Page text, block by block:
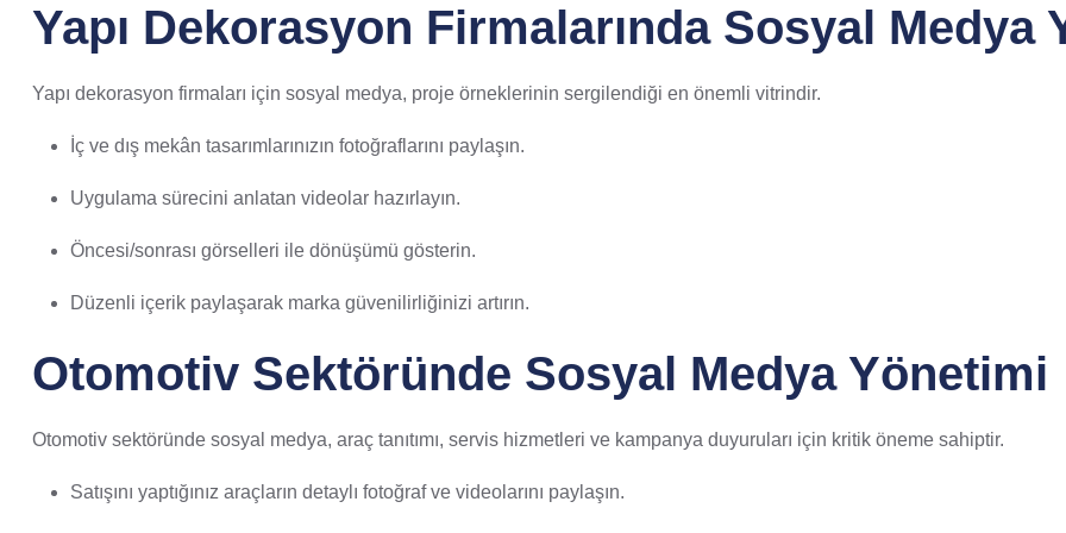
Yapı Dekorasyon Firmalarında Sosyal Medya
Yapı dekorasyon firmaları için sosyal medya, proje örneklerinin sergilendiği en önemli vitrindir.
İç ve dış mekân tasarımlarınızın fotoğraflarını paylaşın.
Uygulama sürecini anlatan videolar hazırlayın.
Öncesi/sonrası görselleri ile dönüşümü gösterin.
Düzenli içerik paylaşarak marka güvenilirliğinizi artırın.
Otomotiv Sektöründe Sosyal Medya Yönetimi
Otomotiv sektöründe sosyal medya, araç tanıtımı, servis hizmetleri ve kampanya duyuruları için kritik öneme sahiptir.
Satışını yaptığınız araçların detaylı fotoğraf ve videolarını paylaşın.